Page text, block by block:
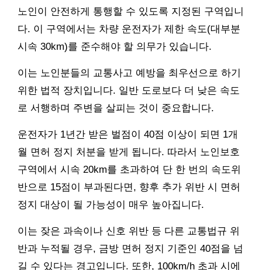
노인이 안전하게 통행할 수 있도록 지정된 구역입니
다. 이 구역에서는 차량 운전자가 제한 속도(대부분
시속 30km)를 준수해야 할 의무가 있습니다.
이는 노인분들의 교통사고 예방을 최우선으로 하기
위한 법적 장치입니다. 일반 도로보다 더 낮은 속도
로 서행하며 주변을 살피는 것이 중요합니다.
운전자가 1년간 받은 벌점이 40점 이상이 되면 1개
월 면허 정지 처분을 받게 됩니다. 따라서 노인보호
구역에서 시속 20km를 초과하여 단 한 번의 속도위
반으로 15점이 부과된다면, 향후 추가 위반 시 면허
정지 대상이 될 가능성이 매우 높아집니다.
이는 잦은 과속이나 신호 위반 등 다른 교통법규 위
반과 누적될 경우, 금방 면허 정지 기준인 40점을 넘
길 수 있다는 경고입니다. 또한, 100km/h 초과 시에